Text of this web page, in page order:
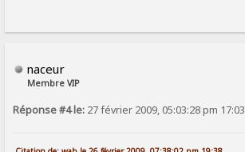
naceur
Membre VIP
Réponse #4 le: 27 février 2009, 05:03:28 pm 17:03